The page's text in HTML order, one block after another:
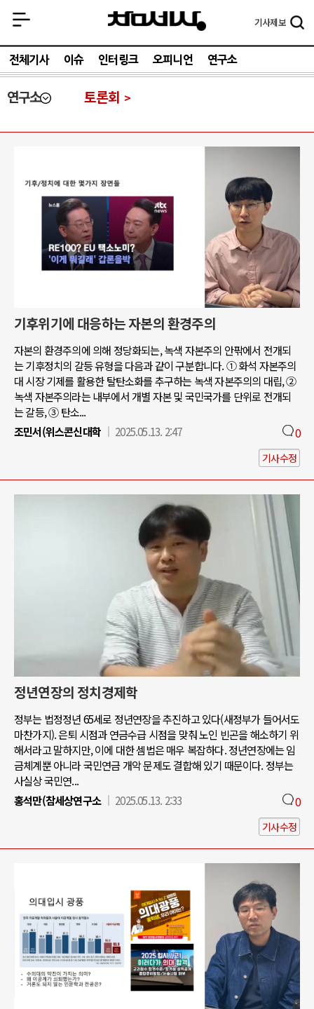
기사제보
전체기사 이슈 인터링크 오피니언 연구소
연구소 토론회
기후위기에 대응하는 자본의 환경주의
자본의 환경주의에 의해 정당화되는, 녹색 자본주의 안팎에서 전개되
는 기후정치의 갈등 유형을 다음과 같이 구분합니다. ① 화석 자본주의
대 시장 기제를 활용한 탈탄소화를 추구하는 녹색 자본주의의 대립, ②
녹색 자본주의라는 내부에서 개별 자본 및 국민국가를 단위로 전개되
는 갈등, ③ 탄소...
조민서(위스콘신대학
2025.05.13. 2:47 0
기사수정
정년연장의 정치경제학
정부는 법정정년 65세로 정년연장을 추진하고 있다(새정부가 들어서도
마찬가지). 은퇴 시점과 연금수급 시점을 맞춰 노인 빈곤을 해소하기 위
해서라고 말하지만, 이에 대한 셈법은 매우 복잡하다. 정년연장에는 임
금체계뿐 아니라 국민연금 개악 문제도 결합해 있기 때문이다. 정부는
사실상 국민연...
홍석만(참세상연구소
2025.05.13. 2:33 0
기사수정